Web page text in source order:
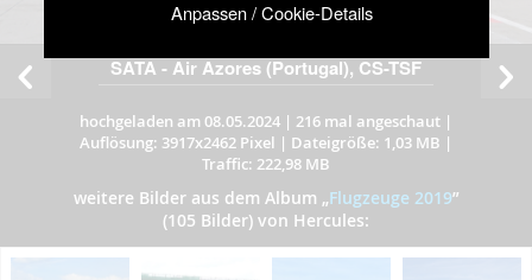
Anpassen / Cookie-Details
SATA - Air Azores (Portugal), CS-TSF
hochgeladen am 08.05.2024 | 216 mal angeschaut |
Auflösung: 3917x2462 Pixel | Dateigröße: 1,03 MB |
Traffic: 222,98 MB
weitere Bilder aus dem Album „Flugzeuge 2019”
(105 Bilder) von Hercules: